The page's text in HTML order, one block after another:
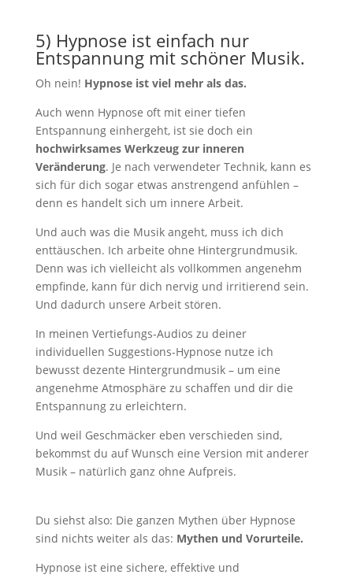
5) Hypnose ist einfach nur
Entspannung mit schöner Musik.
Oh nein! Hypnose ist viel mehr als das.
Auch wenn Hypnose oft mit einer tiefen
Entspannung einhergeht, ist sie doch ein
hochwirksames Werkzeug zur inneren
Veränderung. Je nach verwendeter Technik, kann es
sich für dich sogar etwas anstrengend anfühlen –
denn es handelt sich um innere Arbeit.
Und auch was die Musik angeht, muss ich dich
enttäuschen. Ich arbeite ohne Hintergrundmusik.
Denn was ich vielleicht als vollkommen angenehm
empfinde, kann für dich nervig und irritierend sein.
Und dadurch unsere Arbeit stören.
In meinen Vertiefungs-Audios zu deiner
individuellen Suggestions-Hypnose nutze ich
bewusst dezente Hintergrundmusik – um eine
angenehme Atmosphäre zu schaffen und dir die
Entspannung zu erleichtern.
Und weil Geschmäcker eben verschieden sind,
bekommst du auf Wunsch eine Version mit anderer
Musik – natürlich ganz ohne Aufpreis.
Du siehst also: Die ganzen Mythen über Hypnose
sind nichts weiter als das: Mythen und Vorurteile.
Hypnose ist eine sichere, effektive und